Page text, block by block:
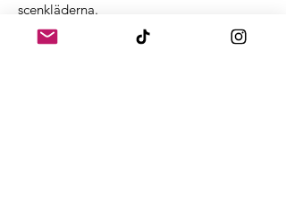
scenkläderna.
Schema för dagen: